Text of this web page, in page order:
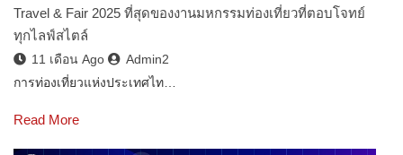
Travel & Fair 2025 ที่สุดของงานมหกรรมท่องเที่ยวที่ตอบโจทย์
ทุกไลฟ์สไตล์
11 เดือน Ago
Admin2
การท่องเที่ยวแห่งประเทศไท…
Read More